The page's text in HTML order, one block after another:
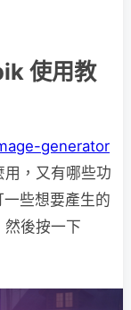
使用教
generator
，又有哪些功
些想要產生的
後按一下